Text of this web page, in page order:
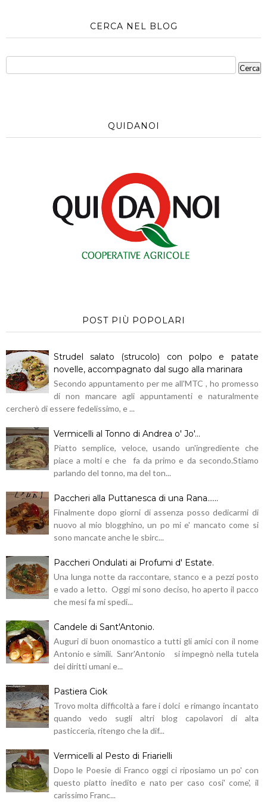
CERCA NEL BLOG
QUIDANOI
POST PIÙ POPOLARI
Strudel salato (strucolo) con polpo e patate
novelle, accompagnato dal sugo alla marinara
Secondo appuntamento per me all'MTC , ho promesso
di non mancare agli appuntamenti e naturalmente
cercherò di essere fedelissimo, e ...
Vermicelli al Tonno di Andrea o' Jo'...
Piatto semplice, veloce, usando un'ingrediente che
piace a molti e che fa da primo e da secondo.Stiamo
parlando del tonno, ma del ton...
Paccheri alla Puttanesca di una Rana......
Finalmente dopo giorni di assenza posso dedicarmi di
nuovo al mio blogghino, un po mi e' mancato come si
sono mancate anche le sbirc...
Paccheri Ondulati ai Profumi d' Estate.
Una lunga notte da raccontare, stanco e a pezzi posto
e vado a letto. Oggi mi sono deciso, ho aperto il pacco
che mesi fa mi spedi...
Candele di Sant'Antonio.
Auguri di buon onomastico a tutti gli amici con il nome
Antonio e simili. Sanr'Antonio si impegnò nella tutela
dei diritti umani e...
Pastiera Ciok
Trovo molta difficoltà a fare i dolci e rimango incantato
quando vedo sugli altri blog capolavori di alta
pasticceria, ritengo che la dif...
Vermicelli al Pesto di Friarielli
Dopo le Poesie di Franco oggi ci riposiamo un po' con
questo piatto inedito e nato per caso cosi' come', il
carissimo Franc...